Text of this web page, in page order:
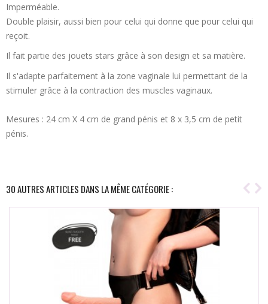
Imperméable.
Double plaisir, aussi bien pour celui qui donne que pour celui qui
reçoit.
Il fait partie des jouets stars grâce à son design et sa matière.
Il s'adapte parfaitement à la zone vaginale lui permettant de la
stimuler grâce à la contraction des muscles vaginaux.
Mesures : 24 cm X 4 cm de grand pénis et 8 x 3,5 cm de petit
pénis.
30 AUTRES ARTICLES DANS LA MÊME CATÉGORIE :